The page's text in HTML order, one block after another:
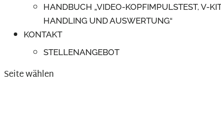
HANDBUCH „VIDEO-KOPFIMPULSTEST, V-
HANDLING UND AUSWERTUNG“
KONTAKT
STELLENANGEBOT
Seite wählen